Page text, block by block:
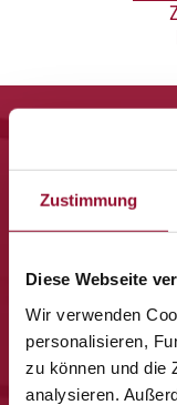
Zustimmung
Diese Webseite
Wir verwenden
personalisieren,
zu können und die
analysieren.
Jetzt